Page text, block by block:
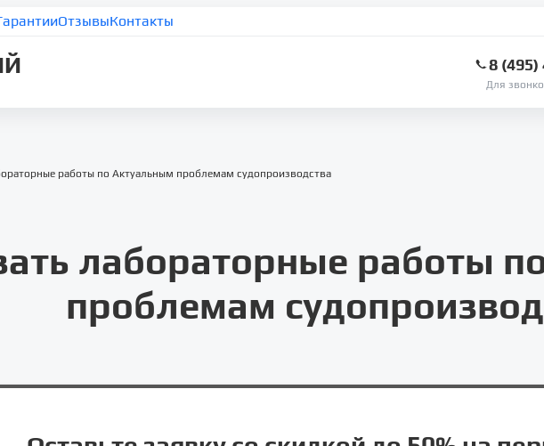
ОтзывыКонтакты
8 (495)
Для
работы по Актуальным проблемам судопроизводства
лабораторные работы
проблемам